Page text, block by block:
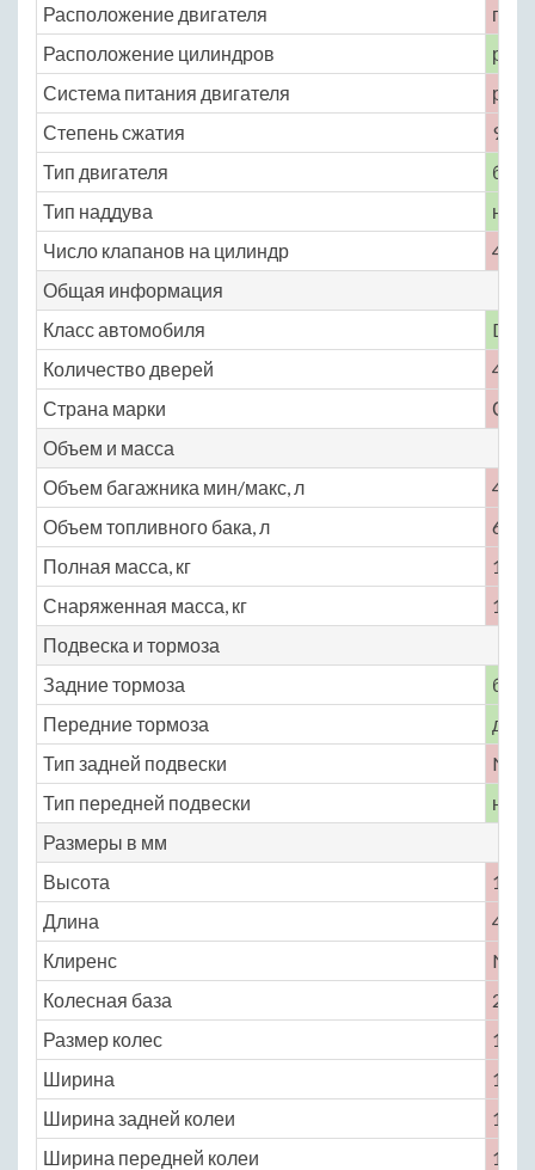
Расположение двигателя
Расположение цилиндров
Система питания двигателя
Степень сжатия
9.8
Тип двигателя
Тип наддува
нет
Число клапанов на цилиндр
4
Общая информация
Класс автомобиля
D
Количество дверей
4
Страна марки
Объем и масса
Объем багажника мин/макс, л
445
Объем топливного бака, л
60
Полная масса, кг
1810
Снаряженная масса, кг
1360
Подвеска и тормоза
Задние тормоза
Передние тормоза
Тип задней подвески
No
Тип передней подвески
Размеры в мм
Высота
1378
Длина
4742
Клиренс
No
Колесная база
2743
Размер колес
195
Ширина
1822
Ширина задней колеи
1528
Ширина передней колеи
1528